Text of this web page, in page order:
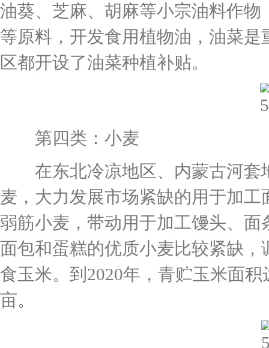
油葵、芝麻、胡麻等小宗油料作
等原料，开发食用植物油，油菜
区都开设了油菜种植补贴。
第四类：小麦
在东北冷凉地区、内蒙古河套
麦，大力发展市场紧缺的用于加
弱筋小麦，带动用于加工馒头、
面包和蛋糕的优质小麦比较紧缺
食玉米。到2020年，青贮玉米面
亩。